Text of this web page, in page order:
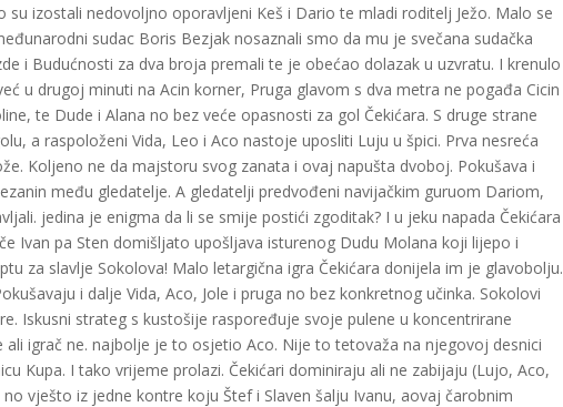
su izostali nedovoljno oporavljeni Keš i Dario te mladi roditelj Ježo. Malo se
sudac Boris Bezjak nosaznali smo da mu je svečana sudačka
i Budućnosti za dva broja premali te je obećao dolazak u uzvratu. I krenulo
u drugoj minuti na Acin korner, Pruga glavom s dva metra ne pogađa Cicin
te Dude i Alana no bez veće opasnosti za gol Čekićara. S druge strane
a raspoloženi Vida, Leo i Aco nastoje uposliti Luju u špici. Prva nesreća
Koljeno ne da majstoru svog zanata i ovaj napušta dvoboj. Pokušava i
među gledatelje. A gledatelji predvođeni navijačkim guruom Dariom,
jedina je enigma da li se smije postići zgoditak? I u jeku napada Čekićara
Ivan pa Sten domišljato upošljava isturenog Dudu Molana koji lijepo i
za slavlje Sokolova! Malo letargična igra Čekićara donijela im je glavobolju.
i dalje Vida, Aco, Jole i pruga no bez konkretnog učinka. Sokolovi
Iskusni strateg s kustošije raspoređuje svoje pulene u koncentrirane
igrač ne. najbolje je to osjetio Aco. Nije to tetovaža na njegovoj desnici
Kupa. I tako vrijeme prolazi. Čekićari dominiraju ali ne zabijaju (Lujo, Aco,
vješto iz jedne kontre koju Štef i Slaven šalju Ivanu, aovaj čarobnim